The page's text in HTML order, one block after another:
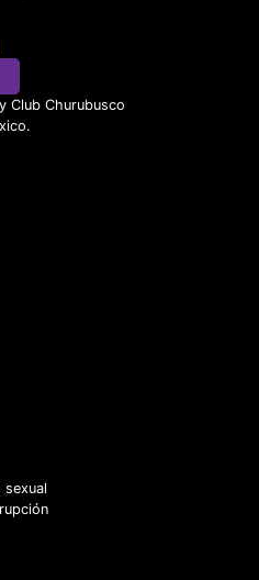
Club Churubusco